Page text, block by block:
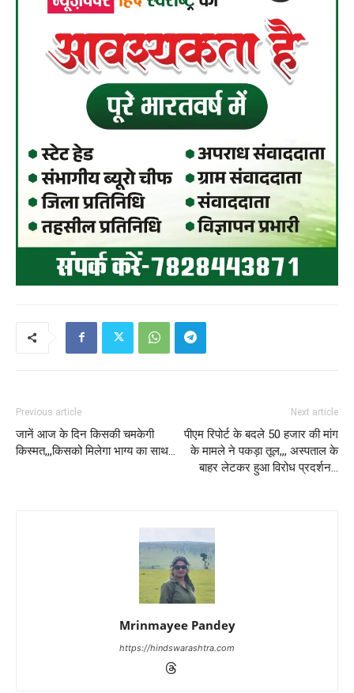
Previous article
जानें आज के दिन किसकी चमकेगी
किस्मत,,,किसको मिलेगा भाग्य का साथ…
Next article
पीएम रिपोर्ट के बदले 50 हजार की मांग
के मामले ने पकड़ा तूल,,, अस्पताल के
बाहर लेटकर हुआ विरोध प्रदर्शन…
Mrinmayee Pandey
https://hindswarashtra.com